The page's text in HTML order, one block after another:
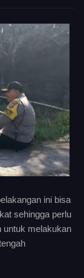
ini bisa
sehingga perlu
untuk melakukan